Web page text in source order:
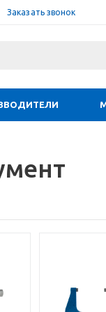
Заказать звонок